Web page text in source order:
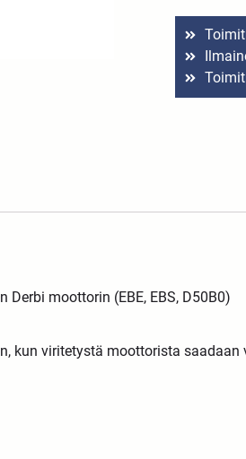
moottorin (EBE, EBS, D50B0)
n, kunviritetystä moottorista saadaan